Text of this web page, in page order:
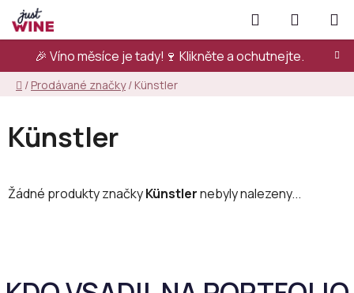
Přejít
na
obsah
🎉 Víno měsíce je tady!🍷 Klikněte a ochutnejte.
Hledat
KOŠÍK
Domů
/ Prodávané značky / Künstler
Künstler
Žádné produkty značkyKünstlernebyly nalezeny...